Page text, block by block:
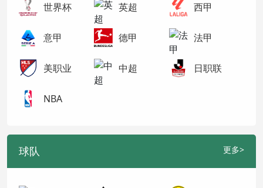
世界杯 英超 西甲
意甲 德甲 法甲
美职业 中超 日职联
NBA
球队 更多>